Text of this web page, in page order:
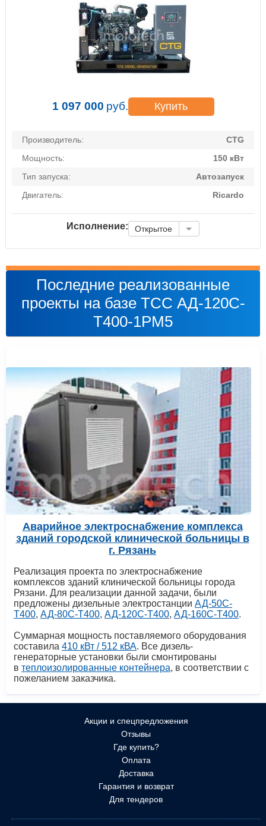
1 097 000 руб. Купить
Производитель:
CTG
Мощность:
150 кВт
Тип запуска:
Автозапуск
Двигатель:
Ricardo
Исполнение: Открытое
Последние реализованные
проекты на базе ТСС АД-120С-
Т400-1РМ5
Аварийное электроснабжение комплекса
зданий городской клинической больницы в
г. Рязань
Реализация проекта по электроснабжение
комплексов зданий клинической больницы города
Рязани. Для реализации данной задачи, были
предложены дизельные электростанции АД-50С-
Т400, АД-80С-Т400, АД-120С-Т400, АД-160С-Т400.
Суммарная мощность поставляемого оборудования
составила 410 кВт / 512 кВА. Все дизель-
генераторные установки были смонтированы
в теплоизолированные контейнера, в соответствии с
пожеланием заказчика.
Акции и спецпредложения
Отзывы
Где купить?
Оплата
Доставка
Гарантия и возврат
Для тендеров